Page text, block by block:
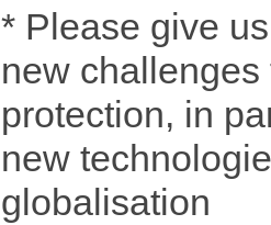
* Please give
new
protection, in
new
globalisation